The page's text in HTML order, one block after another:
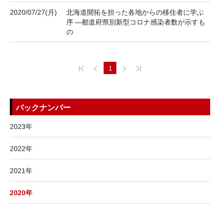
2020/07/27(月)
北海道開拓を担った各地からの移住者に学ぶ
序 ―都道府県別新型コロナ感染者数が示すも
の
1
バックナンバー
2023年
2022年
2021年
2020年